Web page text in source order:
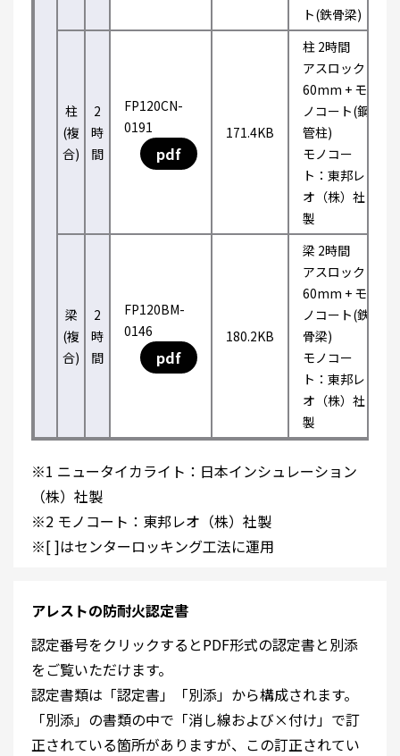
ト(鉄骨梁)
柱
(複
合)
2
時
間
FP120CN-
0191
pdf
171.4KB
柱 2時間
アスロック
60mm + モ
ノコート(鋼
管柱)
モノコー
ト：東邦レ
オ（株）社
製
梁
(複
合)
2
時
間
FP120BM-
0146
pdf
180.2KB
梁 2時間
アスロック
60mm + モ
ノコート(鉄
骨梁)
モノコー
ト：東邦レ
オ（株）社
製
※1 ニュータイカライト：日本インシュレーション
（株）社製
※2 モノコート：東邦レオ（株）社製
※[ ]はセンターロッキング工法に運用
アレストの防耐火認定書
認定番号をクリックするとPDF形式の認定書と別添
をご覧いただけます。
認定書類は「認定書」「別添」から構成されます。
「別添」の書類の中で「消し線および×付け」で訂
正されている箇所がありますが、この訂正されてい